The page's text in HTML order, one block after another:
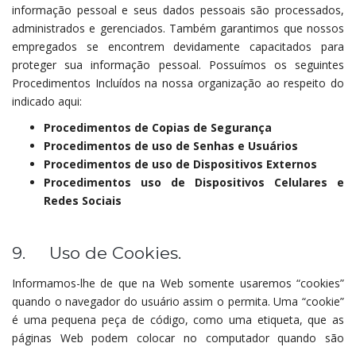
informação pessoal e seus dados pessoais são processados,
administrados e gerenciados. Também garantimos que nossos
empregados se encontrem devidamente capacitados para
proteger sua informação pessoal. Possuímos os seguintes
Procedimentos Incluídos na nossa organização ao respeito do
indicado aqui:
Procedimentos de Copias de Segurança
Procedimentos de uso de Senhas e Usuários
Procedimentos de uso de Dispositivos Externos
Procedimentos uso de Dispositivos Celulares e
Redes Sociais
9. Uso de Cookies.
Informamos-lhe de que na Web somente usaremos “cookies”
quando o navegador do usuário assim o permita. Uma “cookie”
é uma pequena peça de código, como uma etiqueta, que as
páginas Web podem colocar no computador quando são